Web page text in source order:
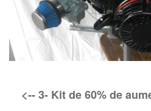
<-- 3- Kit de 60% de